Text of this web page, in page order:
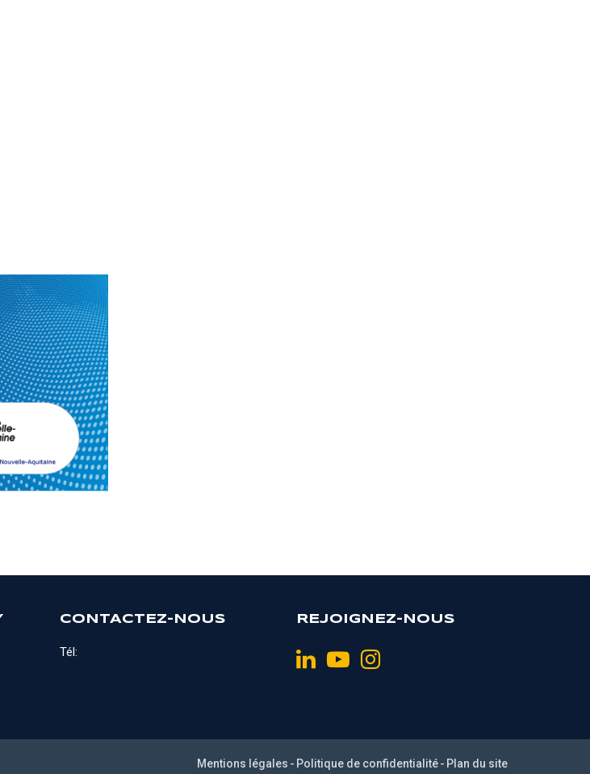
CONTACTEZ-NOUS
Tél:
REJOIGNEZ-NOUS
Mentions légales Politique de confidentialité Plan du site